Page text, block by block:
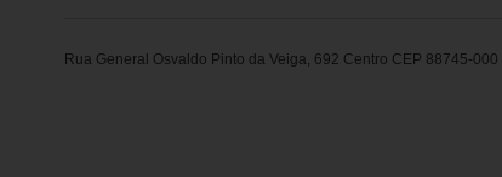
Rua General Osvaldo Pinto da Veiga, 692 Centro CEP 88745-